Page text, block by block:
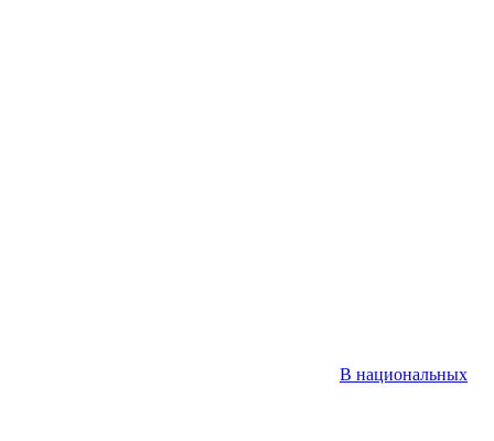
В национальных